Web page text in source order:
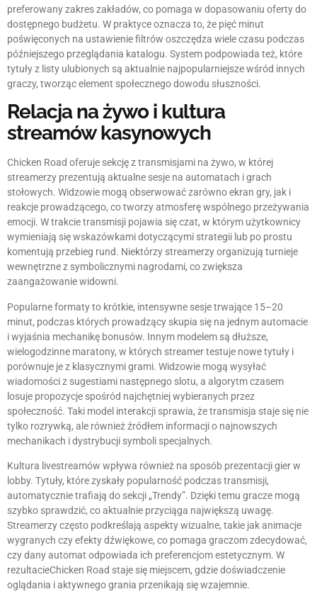
preferowany zakres zakładów, co pomaga w dopasowaniu oferty do
dostępnego budżetu. W praktyce oznacza to, że pięć minut
poświęconych na ustawienie filtrów oszczędza wiele czasu podczas
późniejszego przeglądania katalogu. System podpowiada też, które
tytuły z listy ulubionych są aktualnie najpopularniejsze wśród innych
graczy, tworząc element społecznego dowodu słuszności.
Relacja na żywo i kultura
streamów kasynowych
Chicken Road oferuje sekcję z transmisjami na żywo, w której
streamerzy prezentują aktualne sesje na automatach i grach
stołowych. Widzowie mogą obserwować zarówno ekran gry, jak i
reakcje prowadzącego, co tworzy atmosferę wspólnego przeżywania
emocji. W trakcie transmisji pojawia się czat, w którym użytkownicy
wymieniają się wskazówkami dotyczącymi strategii lub po prostu
komentują przebieg rund. Niektórzy streamerzy organizują turnieje
wewnętrzne z symbolicznymi nagrodami, co zwiększa
zaangażowanie widowni.
Popularne formaty to krótkie, intensywne sesje trwające 15–20
minut, podczas których prowadzący skupia się na jednym automacie
i wyjaśnia mechanikę bonusów. Innym modelem są dłuższe,
wielogodzinne maratony, w których streamer testuje nowe tytuły i
porównuje je z klasycznymi grami. Widzowie mogą wysyłać
wiadomości z sugestiami następnego slotu, a algorytm czasem
losuje propozycje spośród najchętniej wybieranych przez
społeczność. Taki model interakcji sprawia, że transmisja staje się nie
tylko rozrywką, ale również źródłem informacji o najnowszych
mechanikach i dystrybucji symboli specjalnych.
Kultura livestreamów wpływa również na sposób prezentacji gier w
lobby. Tytuły, które zyskały popularność podczas transmisji,
automatycznie trafiają do sekcji „Trendy”. Dzięki temu gracze mogą
szybko sprawdzić, co aktualnie przyciąga największą uwagę.
Streamerzy często podkreślają aspekty wizualne, takie jak animacje
wygranych czy efekty dźwiękowe, co pomaga graczom zdecydować,
czy dany automat odpowiada ich preferencjom estetycznym. W
rezultacieChicken Road staje się miejscem, gdzie doświadczenie
oglądania i aktywnego grania przenikają się wzajemnie.